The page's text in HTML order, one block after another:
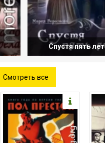
Спустя пять лет
Смотреть все